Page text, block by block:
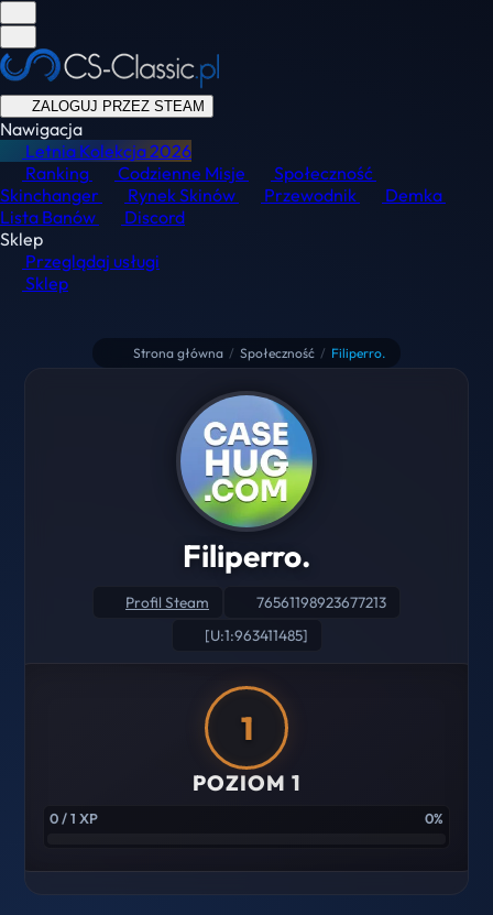
ZALOGUJ PRZEZ STEAM
Nawigacja
Letnia Kolekcja2026
Ranking
Codzienne Misje
Społeczność
Skinchanger
Rynek Skinów Przewodnik
Demka
Lista Banów
Discord
Sklep
Przeglądaj usługi
Sklep
Strona główna / Społeczność / Filiperro.
Filiperro.
Profil Steam
76561198923677213
[U:1:963411485]
1
POZIOM 1
0 / 1 XP 0%